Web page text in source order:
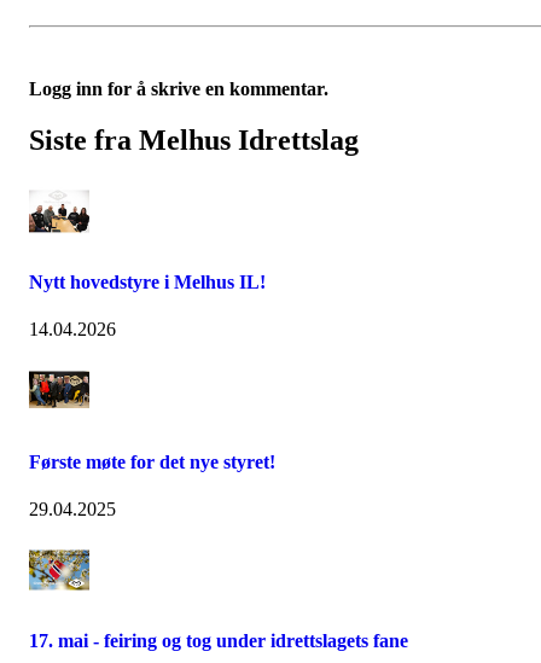
Logg inn for å skrive en kommentar.
Siste fra Melhus Idrettslag
Nytt hovedstyre i Melhus IL!
14.04.2026
Første møte for det nye styret!
29.04.2025
17. mai - feiring og tog under idrettslagets fane